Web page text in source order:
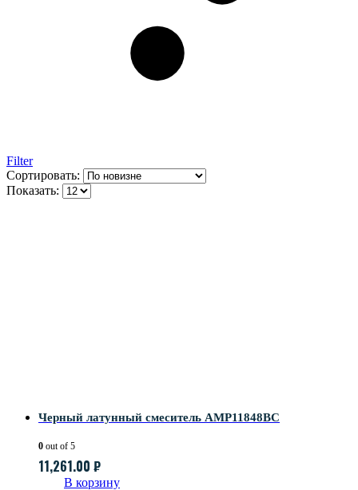
Filter
Сортировать:
Показать:
Черный латунный смеситель AMP11848BC
0 out of 5
11,261.00 ₽
В корзину